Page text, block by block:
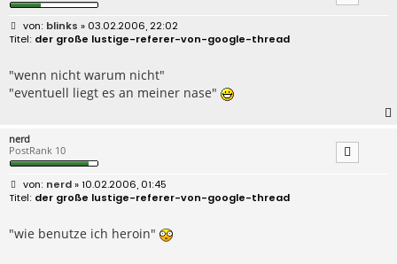
B
e
r
a
g
blinks » 03.02.2006, 22:02
der große lustige-referer-von-google-thread
"wenn nicht warum nicht"
"eventuell liegt es an meiner nase"
nerd
PostRank 10
B
e
r
a
nerd» 10.02.2006, 01:45
der große lustige-referer-von-google-thread
"wie benutze ich heroin"